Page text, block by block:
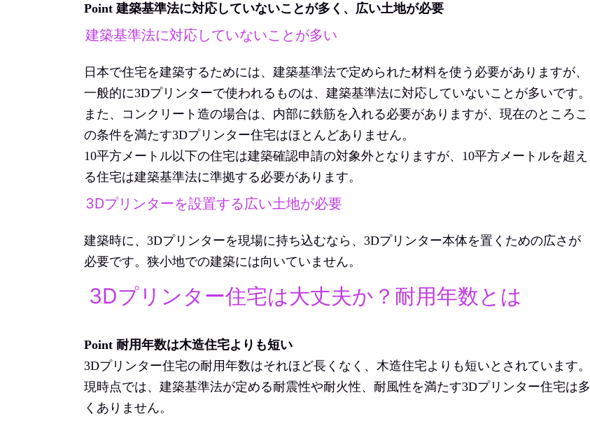
Point 建築基準法に対応していないことが多く、広い土地が必要
建築基準法に対応していないことが多い
日本で住宅を建築するためには、建築基準法で定められた材料を使う必要がありますが、
一般的に3Dプリンターで使われるものは、建築基準法に対応していないことが多いです。
また、コンクリート造の場合は、内部に鉄筋を入れる必要がありますが、現在のところこ
の条件を満たす3Dプリンター住宅はほとんどありません。
10平方メートル以下の住宅は建築確認申請の対象外となりますが、10平方メートルを超え
る住宅は建築基準法に準拠する必要があります。
3Dプリンターを設置する広い土地が必要
建築時に、3Dプリンターを現場に持ち込むなら、3Dプリンター本体を置くための広さが
必要です。狭小地での建築には向いていません。
3Dプリンター住宅は大丈夫か？耐用年数とは
Point 耐用年数は木造住宅よりも短い
3Dプリンター住宅の耐用年数はそれほど長くなく、木造住宅よりも短いとされています。
現時点では、建築基準法が定める耐震性や耐火性、耐風性を満たす3Dプリンター住宅は多
くありません。